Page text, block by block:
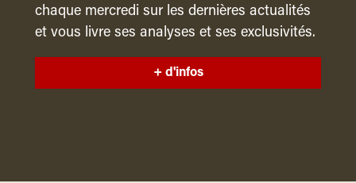
chaque mercredi sur les dernières actualités
et vous livre ses analyses et ses exclusivités.
+ d'infos